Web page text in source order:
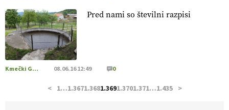
[EKOloško = LOGIČNO
kmetijstva in uspešno prenovo kmetij
https://t.co/RRn8unbwXp @EUAgri #IMCAP #CAP
https://t.co/mnLHFv2VuP
Pred nami so številni razpisi
Kmečki Glas 08.06.16 12:49 0
< 1…1.3671.3681.3691.3701.371…1.435 >